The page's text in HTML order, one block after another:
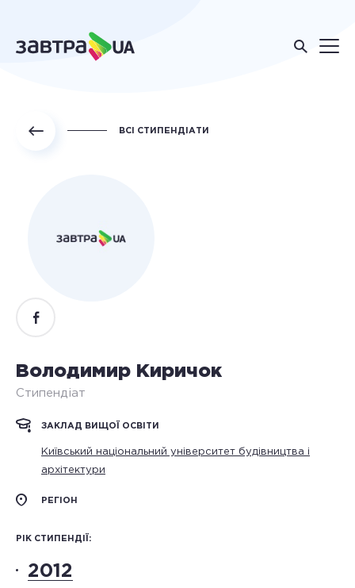
ВСІ СТИПЕНДІАТИ
Володимир Киричок
Стипендіат
ЗАКЛАД ВИЩОЇ ОСВІТИ
Київський національний університет будівництва і
архітектури
РЕГІОН
РІК СТИПЕНДІЇ:
2012